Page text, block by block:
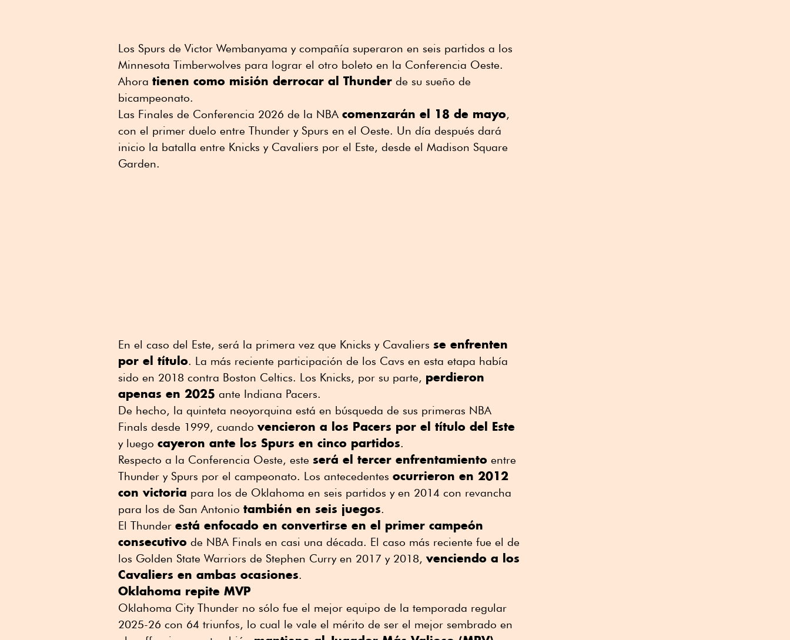
Los Spurs de Victor Wembanyama y compañía superaron en seis partidos a los
Minnesota Timberwolves para lograr el otro boleto en la Conferencia Oeste.
Ahora tienen como misión derrocar al Thunder de su sueño de
bicampeonato.
Las Finales de Conferencia 2026 de la NBA comenzarán el 18 de mayo,
con el primer duelo entre Thunder y Spurs en el Oeste. Un día después dará
inicio la batalla entre Knicks y Cavaliers por el Este, desde el Madison Square
Garden.
En el caso del Este, será la primera vez que Knicks y Cavaliers se enfrenten
por el título. La más reciente participación de los Cavs en esta etapa había
sido en 2018 contra Boston Celtics. Los Knicks, por su parte, perdieron
apenas en 2025 ante Indiana Pacers.
De hecho, la quinteta neoyorquina está en búsqueda de sus primeras NBA
Finals desde 1999, cuando vencieron a los Pacers por el título del Este
y luego cayeron ante los Spurs en cinco partidos.
Respecto a la Conferencia Oeste, este será el tercer enfrentamiento entre
Thunder y Spurs por el campeonato. Los antecedentes ocurrieron en 2012
con victoria para los de Oklahoma en seis partidos y en 2014 con revancha
para los de San Antonio también en seis juegos.
El Thunder está enfocado en convertirse en el primer campeón
consecutivo de NBA Finals en casi una década. El caso más reciente fue el de
los Golden State Warriors de Stephen Curry en 2017 y 2018, venciendo a los
Cavaliers en ambas ocasiones.
Oklahoma repite MVP
Oklahoma City Thunder no sólo fue el mejor equipo de la temporada regular
2025-26 con 64 triunfos, lo cual le vale el mérito de ser el mejor sembrado en